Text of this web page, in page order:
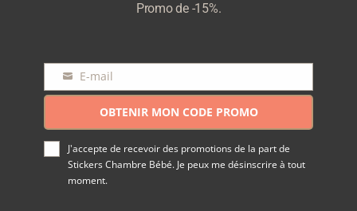
Promo de -15%.
mail
E-mail
OBTENIR MON CODE PROMO
J'accepte de recevoir des promotions de la part de
Stickers Chambre Bébé. Je peux me désinscrire à tout
moment.